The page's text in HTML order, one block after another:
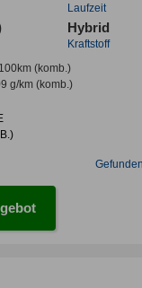
Laufzeit
Hybrid
Kraftstoff
(komb.)
g/km(komb.)